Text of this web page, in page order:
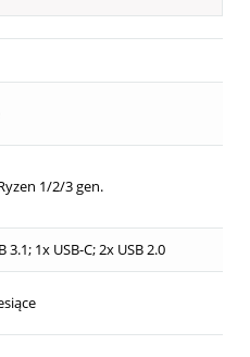
1/2/3 gen.
3.1; 1x USB-C; 2x USB 2.0